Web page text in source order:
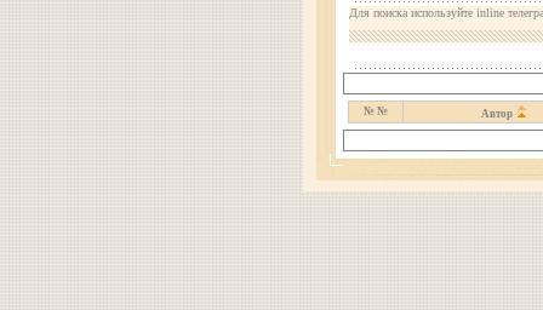
Для поиска используйте inline
№ № Автор